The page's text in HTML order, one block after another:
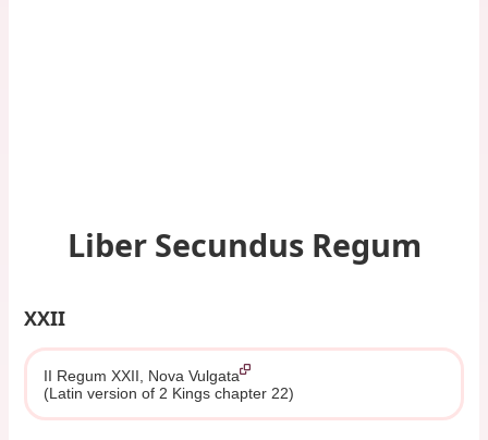
Liber Secundus Regum
XXII
II Regum XXII, Nova Vulgata
(Latin version of 2 Kings chapter 22)